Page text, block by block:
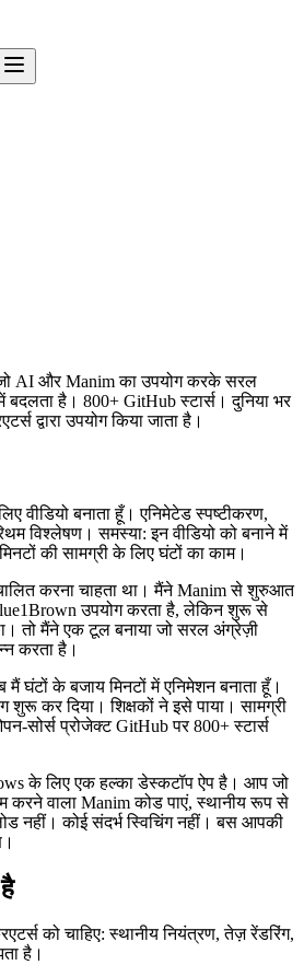
AI और Manim का उपयोग करके सरल
बदलता है। 800+ GitHub स्टार्स। दुनिया भर
द्वारा उपयोग किया जाता है।
वीडियो बनाता हूँ। एनिमेटेड स्पष्टीकरण,
विश्लेषण। समस्या: इन वीडियो को बनाने में
की सामग्री के लिए घंटों का काम।
करना चाहता था। मैंने Manim से शुरुआत
उपयोग करता है, लेकिन शुरू से
तो मैंने एक टूल बनाया जो सरल अंग्रेज़ी
करता है।
घंटों के बजाय मिनटों में एनिमेशन बनाता हूँ।
शुरू कर दिया। शिक्षकों ने इसे पाया। सामग्री
सोर्स प्रोजेक्ट GitHub पर 800+ स्टार्स
के लिए एक हल्का डेस्कटॉप ऐप है। आप जो
करने वाला Manim कोड पाएं, स्थानीय रूप से
नहीं। कोई संदर्भ स्विचिंग नहीं। बस आपकी
को चाहिए: स्थानीय नियंत्रण, तेज़ रेंडरिंग,
है।